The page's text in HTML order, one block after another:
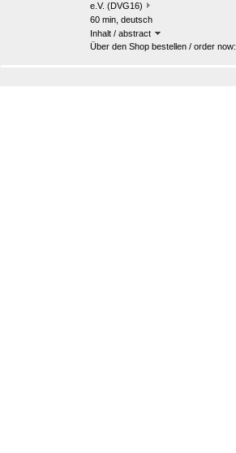
e.V. (DVG16)
60 min, deutsch
Inhalt / abstract
Über den Shop bestellen / order now: